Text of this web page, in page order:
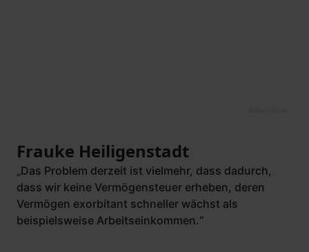
Frauke Heiligenstadt
„Das Problem derzeit ist vielmehr, dass dadurch,
dass wir keine Vermögensteuer erheben, deren
Vermögen exorbitant schneller wächst als
beispielsweise Arbeitseinkommen.“